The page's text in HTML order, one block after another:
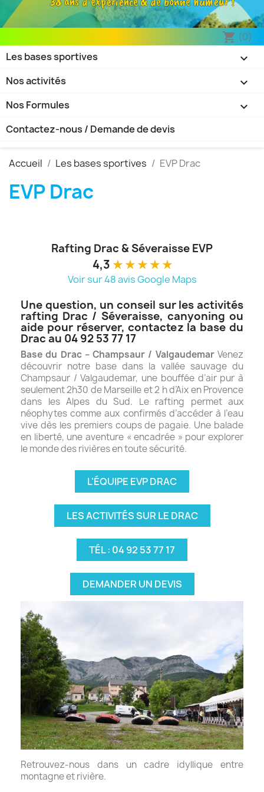
shopping_cart (0)

Les bases sportives

Nos activités

Nos Formules
Contactez-nous / Demande de devis
Accueil Les bases sportives EVP Drac
EVP Drac
Rafting Drac & Séveraisse EVP
4,3★★★★★
Voir sur 48 avis Google Maps
Une question, un conseil sur les activités
rafting Drac / Séveraisse, canyoning ou
aide pour réserver, contactez la base du
Drac au 04 92 53 77 17
Base du Drac – Champsaur / ValgaudemarVenez
découvrir notre base dans la vallée sauvage du
Champsaur / Valgaudemar, une bouffée d’air pur à
seulement 2h30 de Marseille et 2 h d’Aix en Provence
dans les Alpes du Sud. Le rafting permet aux
néophytes comme aux confirmés d’accéder à l’eau
vive dès les premiers coups de pagaie. Une balade
en liberté, une aventure « encadrée » pour explorer
le monde des rivières en toute sécurité.
L'ÉQUIPE EVP DRAC
LES ACTIVITÉS SUR LE DRAC
TÉL : 04 92 53 77 17
DEMANDER UN DEVIS
Retrouvez-nous dans un cadre idyllique entre
montagne et rivière.